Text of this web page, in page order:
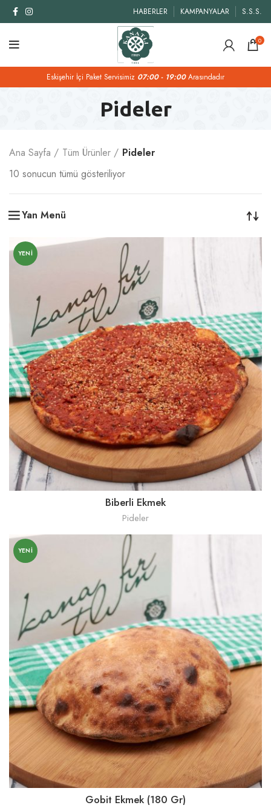
HABERLER KAMPANYALAR S.S.S.
0
Eskişehir İçi Paket Servisimiz 07:00 - 19:00Arasındadır
Pideler
Ana Sayfa Tüm Ürünler
Pideler
10 sonucun tümü gösteriliyor
Yan Menü
YENI
Biberli Ekmek
Pideler
YENI
Gobit Ekmek (180 Gr)